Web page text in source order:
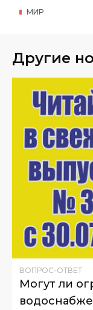
МИР
Другие
ВОПРОС-ОТВЕТ
Могут ли